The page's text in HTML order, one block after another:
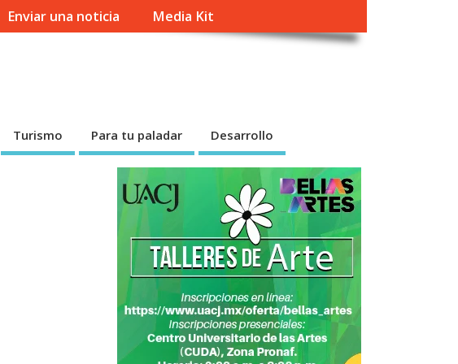
Enviar una noticia Media Kit
Turismo Para tu paladar Desarrollo